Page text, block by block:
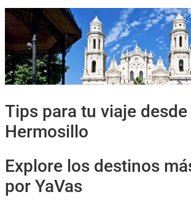
Tips para tu viaje desde
Hermosillo
Explore los destinos
por YaVas